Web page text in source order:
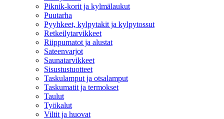
Piknik-korit ja kylmälaukut
Puutarha
Pyyhkeet, kylpytakit ja kylpytossut
Retkeilytarvikkeet
Riippumatot ja alustat
Sateenvarjot
Saunatarvikkeet
Sisustustuotteet
Taskulamput ja otsalamput
Taskumatit ja termokset
Taulut
Työkalut
Viltit ja huovat